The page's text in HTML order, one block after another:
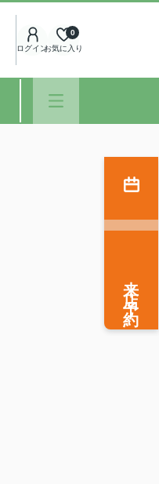
ログインお気に入り
0
来店予約